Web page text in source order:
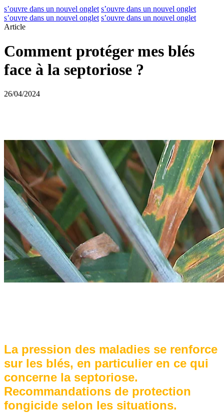
s’ouvre dans un nouvel onglet s’ouvre dans un nouvel onglet
s’ouvre dans un nouvel onglet s’ouvre dans un nouvel onglet
Article
Comment protéger mes blés
face à la septoriose ?
26/04/2024
La pression des maladies se renforce
sur les blés, en particulier en ce qui
concerne la septoriose.
Recommandations de protection
fongicide selon les situations.